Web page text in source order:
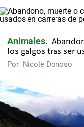
Animales
los galgos tras ser
Por Nicole Donoso